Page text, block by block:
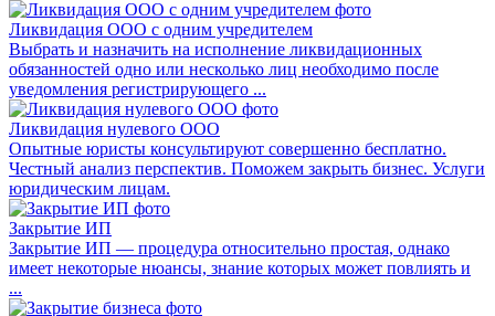
Ликвидация ООО с одним учредителем
Выбрать и назначить на исполнение ликвидационных
обязанностей одно или несколько лиц необходимо после
уведомления регистрирующего ...
Ликвидация нулевого ООО
Опытные юристы консультируют совершенно бесплатно.
Честный анализ перспектив. Поможем закрыть бизнес. Услуги
юридическим лицам.
Закрытие ИП
Закрытие ИП — процедура относительно простая, однако
имеет некоторые нюансы, знание которых может повлиять и
...